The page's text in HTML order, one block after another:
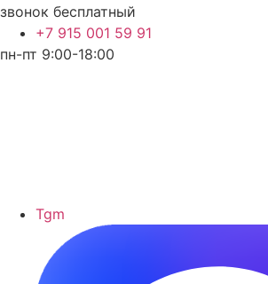
звонок бесплатный
+7 915 001 59 91
пн-пт 9:00-18:00
Tgm